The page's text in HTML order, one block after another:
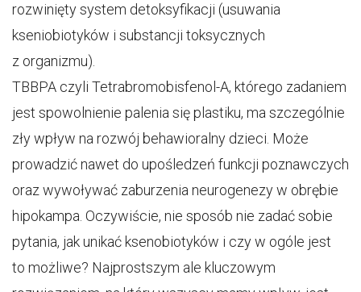
rozwinięty system detoksyfikacji (usuwania
kseniobiotyków i substancji toksycznych
z organizmu).
TBBPA czyli Tetrabromobisfenol-A, którego zadaniem
jest spowolnienie palenia się plastiku, ma szczególnie
zły wpływ na rozwój behawioralny dzieci. Może
prowadzić nawet do upośledzeń funkcji poznawczych
oraz wywoływać zaburzenia neurogenezy w obrębie
hipokampa. Oczywiście, nie sposób nie zadać sobie
pytania, jak unikać ksenobiotyków i czy w ogóle jest
to możliwe? Najprostszym ale kluczowym